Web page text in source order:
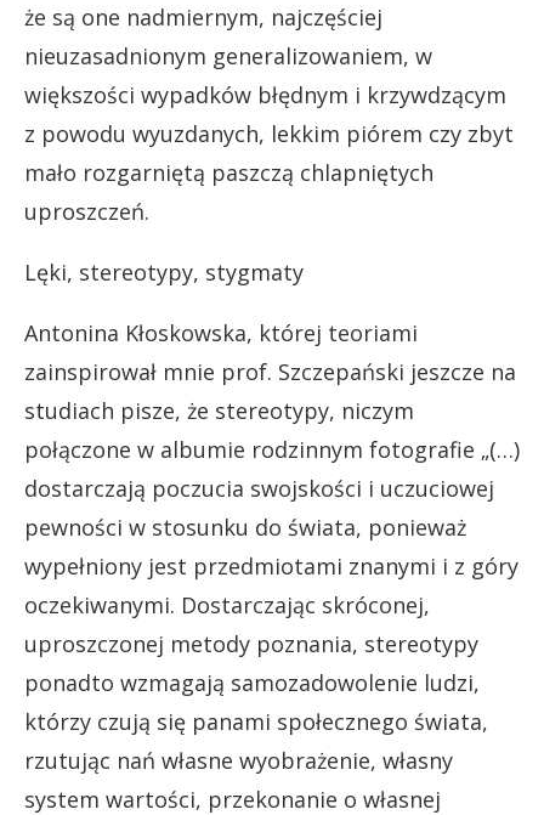
że są one nadmiernym, najczęściej
nieuzasadnionym generalizowaniem, w
większości wypadków błędnym i krzywdzącym
z powodu wyuzdanych, lekkim piórem czy zbyt
mało rozgarniętą paszczą chlapniętych
uproszczeń.
Lęki, stereotypy, stygmaty
Antonina Kłoskowska, której teoriami
zainspirował mnie prof. Szczepański jeszcze na
studiach pisze, że stereotypy, niczym
połączone w albumie rodzinnym fotografie „(…)
dostarczają poczucia swojskości i uczuciowej
pewności w stosunku do świata, ponieważ
wypełniony jest przedmiotami znanymi i z góry
oczekiwanymi. Dostarczając skróconej,
uproszczonej metody poznania, stereotypy
ponadto wzmagają samozadowolenie ludzi,
którzy czują się panami społecznego świata,
rzutując nań własne wyobrażenie, własny
system wartości, przekonanie o własnej